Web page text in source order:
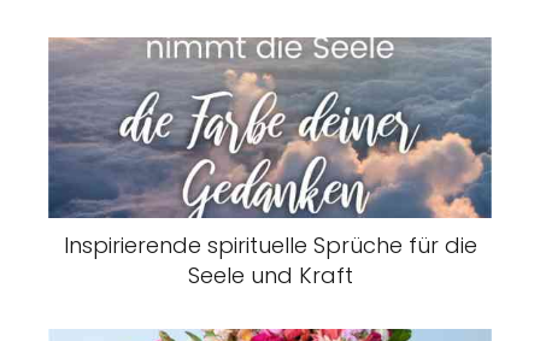
Inspirierende spirituelle Sprüche für die
Seele und Kraft